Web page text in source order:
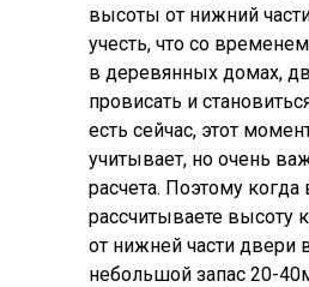
высоты от нижний
учесть, что со
в деревянных домах,
провисать и
есть сейчас, этот
учитывает, но очень
расчета. Поэтому когда
рассчитываете высоту
от нижней части двери
небольшой запас 20-